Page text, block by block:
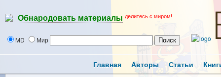
Обнародовать материалы делитесь с миром!
MD Мир
Главная Авторы Статьи